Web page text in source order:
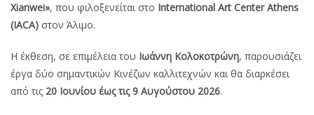
Xianwei», που φιλοξενείται στο International Art Center Athens
(IACA) στον Άλιμο.
Η έκθεση, σε επιμέλεια του Ιωάννη Κολοκοτρώνη, παρουσιάζει
έργα δύο σημαντικών Κινέζων καλλιτεχνών και θα διαρκέσει
από τις 20 Ιουνίου έως τις 9 Αυγούστου 2026.